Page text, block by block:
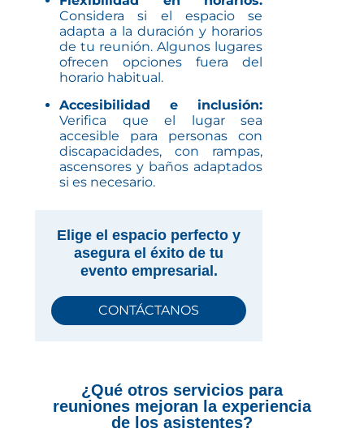
Considera si el espacio se
adapta a la duración y horarios
de tu reunión. Algunos lugares
ofrecen opciones fuera del
horario habitual.
Accesibilidad e inclusión:
Verifica que el lugar sea
accesible para personas con
discapacidades, con rampas,
ascensores y baños adaptados
si es necesario.
Elige el espacio perfecto y
asegura el éxito de tu
evento empresarial.
CONTÁCTANOS
¿Qué otros servicios para
reuniones mejoran la experiencia
de los asistentes?